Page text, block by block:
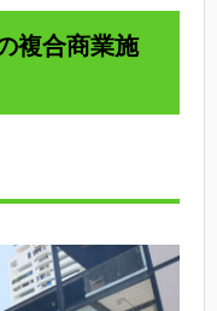
複合商業施